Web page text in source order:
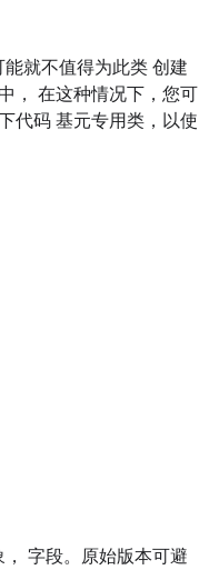
就不值得为此类 创建
， 在这种情况下，您可
代码 基元专用类，以使
字段。原始版本可避